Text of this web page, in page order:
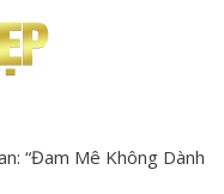
“Đam Mê Không Dành